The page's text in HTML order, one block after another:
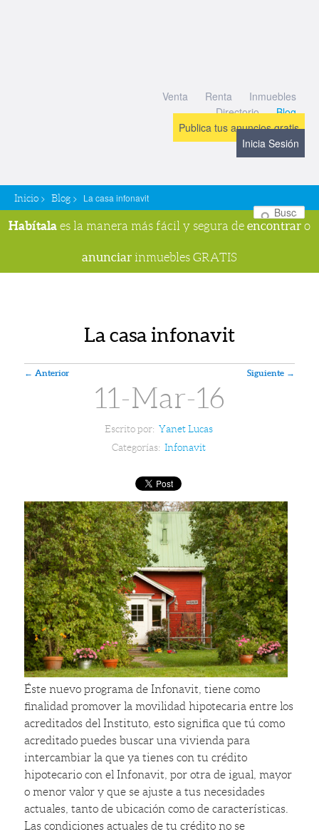
Venta Renta
Inmuebles
Directorio
Blog
Publica tus anuncios gratis
Inicia Sesión
Inicio > Blog > La casa infonavit
Habítala es la manera más fácil y segura de encontrar o
anunciar inmuebles GRATIS
La casa infonavit
Navegador de artículos
← Anterior Siguiente →
11-Mar-16
Escrito por: Yanet Lucas
Categorías: Infonavit
Éste nuevo programa de Infonavit, tiene como
finalidad promover la movilidad hipotecaria entre los
acreditados del Instituto, esto significa que tú como
acreditado puedes buscar una vivienda para
intercambiar la que ya tienes con tu crédito
hipotecario con el Infonavit, por otra de igual, mayor
o menor valor y que se ajuste a tus necesidades
actuales, tanto de ubicación como de características.
Las condiciones actuales de tu crédito no se